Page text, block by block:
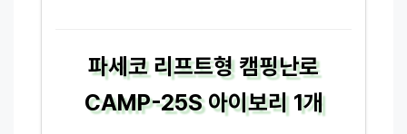
파세코 리프트형 캠핑난로
CAMP-25S 아이보리 1개